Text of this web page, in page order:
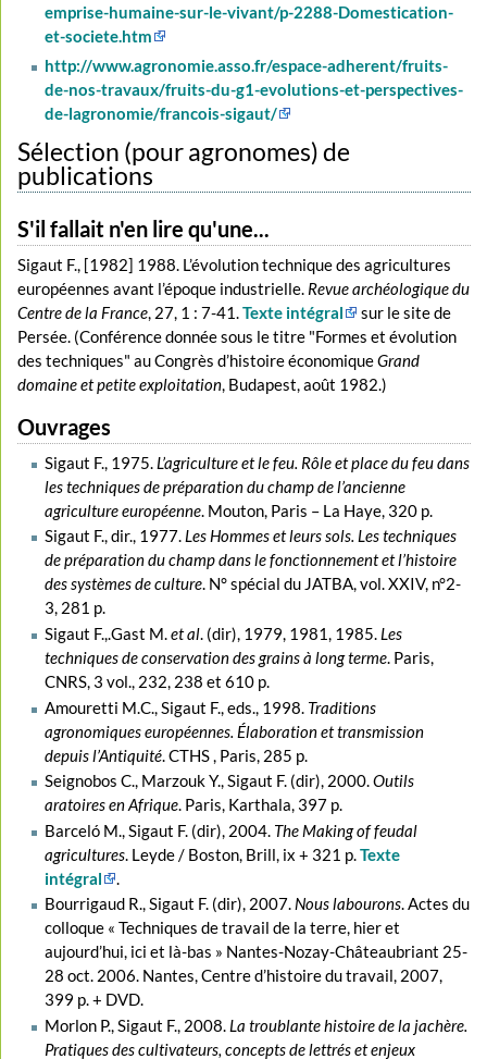
emprise-humaine-sur-le-vivant/p-2288-Domestication-
et-societe.htm
http://www.agronomie.asso.fr/espace-adherent/fruits-
de-nos-travaux/fruits-du-g1-evolutions-et-perspectives-
de-lagronomie/francois-sigaut/
Sélection (pour agronomes) de
publications
S'il fallait n'en lire qu'une...
Sigaut F., [1982] 1988. L’évolution technique des agricultures
européennes avant l’époque industrielle. Revue archéologique du
Centre de la France, 27, 1 : 7-41.Texte intégral
sur le site de
Persée. (Conférence donnée sous le titre "Formes et évolution
des techniques" au Congrès d’histoire économiqueGrand
domaine et petite exploitation, Budapest, août 1982.)
Ouvrages
Sigaut F., 1975. L’agriculture et le feu. Rôle et place du feu dans
les techniques de préparation du champ de l’ancienne
agriculture européenne. Mouton, Paris – La Haye, 320 p.
Sigaut F., dir., 1977. Les Hommes et leurs sols. Les techniques
de préparation du champ dans le fonctionnement et l’histoire
des systèmes de culture. N° spécial du JATBA, vol. XXIV, n°2-
3, 281 p.
Sigaut F.,.Gast M.et al. (dir), 1979, 1981, 1985. Les
techniques de conservation des grains à long terme. Paris,
CNRS, 3 vol., 232, 238 et 610 p.
Amouretti M.C., Sigaut F., eds., 1998. Traditions
agronomiques européennes. Élaboration et transmission
depuis l’Antiquité. CTHS , Paris, 285 p.
Seignobos C., Marzouk Y., Sigaut F. (dir), 2000.Outils
aratoires en Afrique. Paris, Karthala, 397 p.
Barceló M., Sigaut F. (dir), 2004. The Making of feudal
agricultures. Leyde / Boston, Brill, ix + 321 p. Texte
intégral
Bourrigaud R., Sigaut F. (dir), 2007. Nous labourons. Actes du
colloque « Techniques de travail de la terre, hier et
aujourd’hui, ici et là-bas » Nantes-Nozay-Châteaubriant 25-
28 oct. 2006. Nantes, Centre d’histoire du travail, 2007,
399 p. + DVD.
Morlon P., Sigaut F., 2008. La troublante histoire de la jachère.
Pratiques des cultivateurs, concepts de lettrés et enjeux